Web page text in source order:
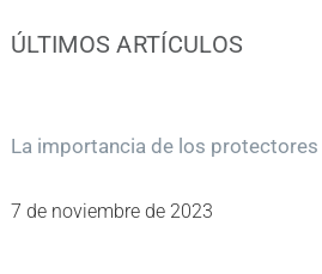
ÚLTIMOS ARTÍCULOS
La importancia de los
7 de noviembre de 2023